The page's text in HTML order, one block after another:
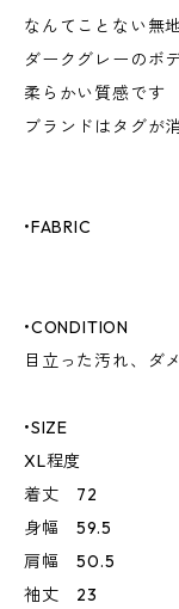
なんてことない無
ダークグレーのボ
柔らかい質感です
ブランドはタグが
•FABRIC
•CONDITION
目立った汚れ、ダ
•SIZE
XL程度
着丈 72
身幅 59.5
肩幅 50.5
袖丈 23